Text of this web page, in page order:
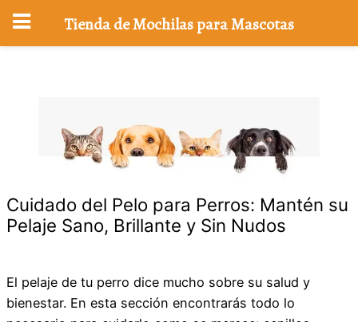
Cuidado del Pelo para Perros: Mantén su
Pelaje Sano, Brillante y Sin Nudos
El pelaje de tu perro dice mucho sobre su salud y
bienestar. En esta sección encontrarás todo lo
Tienda de Mochilas para Mascotas